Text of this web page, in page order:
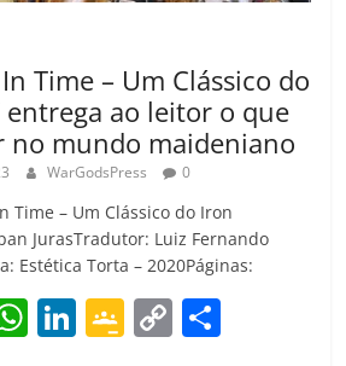
Time – Um Clássico do
entrega ao leitor o que
no mundo maideniano
WarGodsPress 0
Time – Um Clássico do Iron
JurasTradutor: Luiz Fernando
Estética Torta – 2020Páginas:
W Li G C